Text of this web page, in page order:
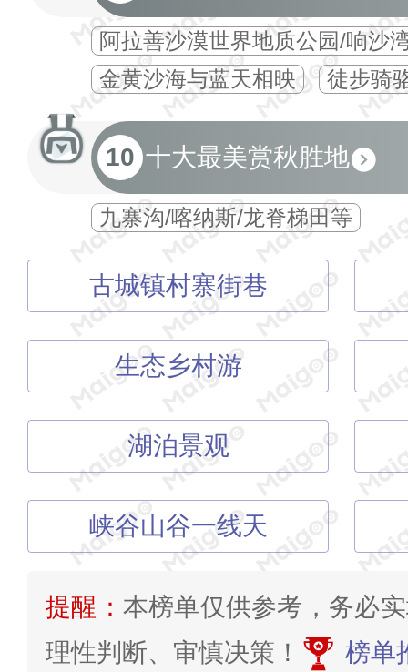
阿拉善沙漠世界地质公园/响沙
金黄沙海与蓝天相映
徒步骑
10 十大最美赏秋胜地
九寨沟/喀纳斯/龙脊梯田等
古城镇村寨街巷
生态乡村游
湖泊景观
峡谷山谷一线天
提醒： 本榜单仅供参考，务必
理性判断、审慎决策！
榜单